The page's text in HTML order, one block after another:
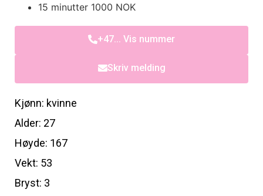
15 minutter 1000 NOK
+47... Vis nummer
Skriv melding
Kjønn: kvinne
Alder: 27
Høyde: 167
Vekt: 53
Bryst: 3